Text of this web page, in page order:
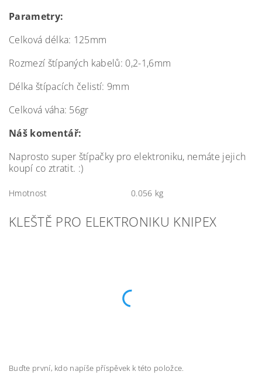
Parametry:
Celková délka: 125mm
Rozmezí štípaných kabelů: 0,2-1,6mm
Délka štípacích čelistí: 9mm
Celková váha: 56gr
Náš komentář:
Naprosto super štípačky pro elektroniku, nemáte jejich
koupí co ztratit. :)
Hmotnost 0.056 kg
KLEŠTĚ PRO ELEKTRONIKU KNIPEX
Buďte první, kdo napíše příspěvek k této položce.